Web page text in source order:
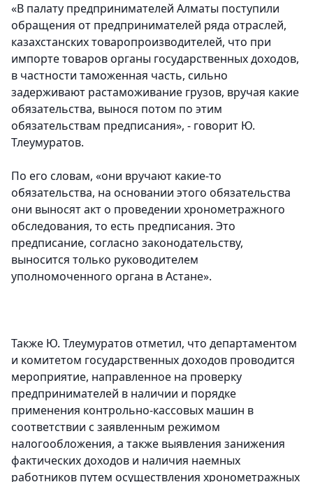
«В палату предпринимателей Алматы поступили
обращения от предпринимателей ряда отраслей,
казахстанских товаропроизводителей, что при
импорте товаров органы государственных доходов,
в частности таможенная часть, сильно
задерживают растаможивание грузов, вручая какие
обязательства, вынося потом по этим
обязательствам предписания», - говорит Ю.
Тлеумуратов.
По его словам, «они вручают какие-то
обязательства, на основании этого обязательства
они выносят акт о проведении хронометражного
обследования, то есть предписания. Это
предписание, согласно законодательству,
выносится только руководителем
уполномоченного органа в Астане».
Также Ю. Тлеумуратов отметил, что департаментом
и комитетом государственных доходов проводится
мероприятие, направленное на проверку
предпринимателей в наличии и порядке
применения контрольно-кассовых машин в
соответствии с заявленным режимом
налогообложения, а также выявления занижения
фактических доходов и наличия наемных
работников путем осуществления хронометражных